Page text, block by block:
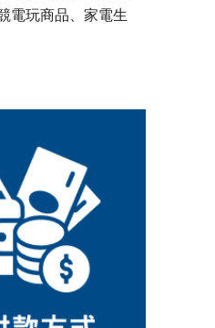
電玩商品、家電生